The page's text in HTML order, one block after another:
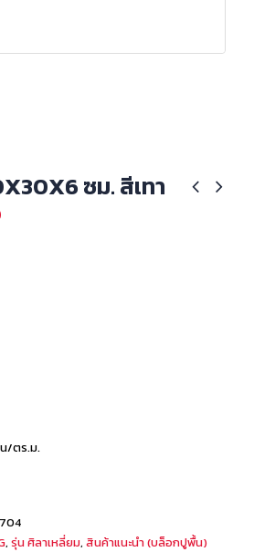
ซม. สีเทา
น/ตร.ม.
, รุ่น ศิลาเหลี่ยม, สินค้าแนะนำ (บล็อกปูพื้น)